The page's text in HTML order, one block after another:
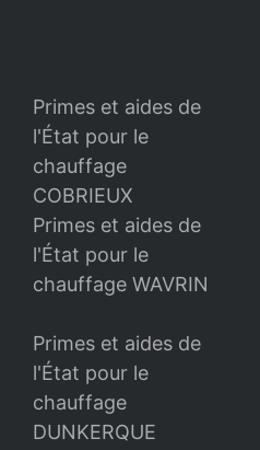
Primes et aides de
l'État pour le
chauffage
COBRIEUX
Primes et aides de
l'État pour le
chauffage WAVRIN
Primes et aides de
l'État pour le
chauffage
DUNKERQUE